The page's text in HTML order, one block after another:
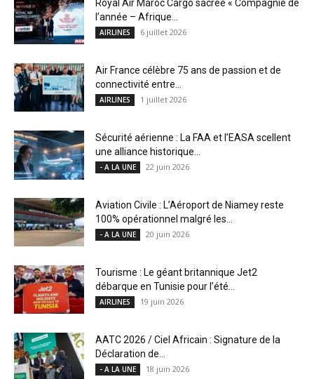
Royal Air Maroc Cargo sacrée « Compagnie de
l’année – Afrique...
AIRLINES 6 juillet 2026
Air France célèbre 75 ans de passion et de
connectivité entre...
AIRLINES 1 juillet 2026
Sécurité aérienne : La FAA et l’EASA scellent
une alliance historique...
- A LA UNE 22 juin 2026
Aviation Civile : L’Aéroport de Niamey reste
100% opérationnel malgré les...
- A LA UNE 20 juin 2026
Tourisme : Le géant britannique Jet2
débarque en Tunisie pour l’été...
AIRLINES 19 juin 2026
AATC 2026 / Ciel Africain : Signature de la
Déclaration de...
- A LA UNE 18 juin 2026